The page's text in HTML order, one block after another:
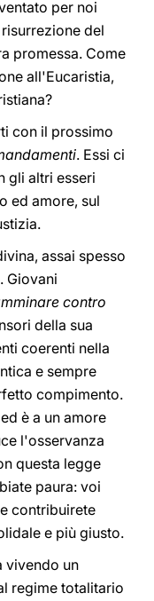
per noi
del
promessa. Come
all'Eucaristia,
con il prossimo
. Essi ci
gli altri esseri
ed amore, sul
assai spesso
Giovani
contro
della sua
coerenti nella
e sempre
compimento.
ed è a un amore
l'osservanza
questa legge
paura: voi
contribuirete
e più giusto.
vivendo un
regime totalitario